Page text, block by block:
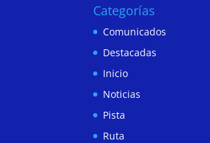
Categorías
Comunicados
Destacadas
Inicio
Noticias
Pista
Ruta